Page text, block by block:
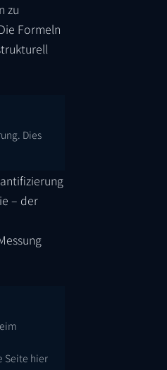
zu
Formeln
Dies
– der
Seite hier